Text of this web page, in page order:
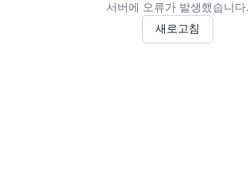
서버에 오류가 발생했습니다.
새로고침